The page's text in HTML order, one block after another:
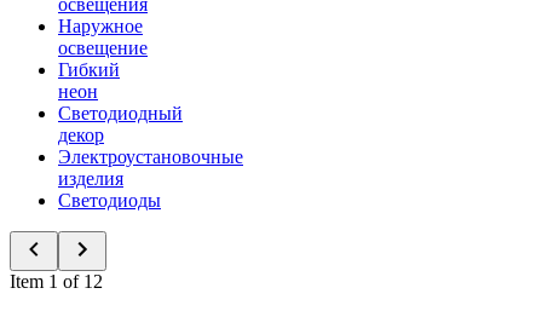
освещения
Наружное
освещение
Гибкий
неон
Светодиодный
декор
Электроустановочные
изделия
Светодиоды
Item 1 of 12